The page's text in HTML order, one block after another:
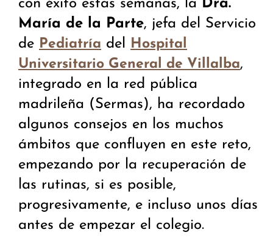
con éxito estas semanas, la Dra.
María de la Parte, jefa del Servicio
de Pediatría del Hospital
Universitario General de Villalba,
integrado en la red pública
madrileña (Sermas), ha recordado
algunos consejos en los muchos
ámbitos que confluyen en este reto,
empezando por la recuperación de
las rutinas, si es posible,
progresivamente, e incluso unos días
antes de empezar el colegio.